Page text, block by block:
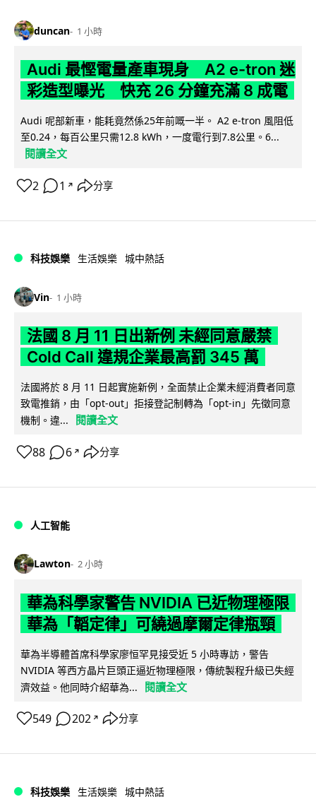
duncan 1 小時
Audi 最慳電量產車現身 A2 e-tron 迷
彩造型曝光 快充 26 分鐘充滿 8 成電
Audi 呢部新車，能耗竟然係25年前嘅一半。 A2 e-tron 風阻低
至0.24，每百公里只需12.8 kWh，一度電行到7.8公里。6...
閱讀全文
2 1 ↗ 分享
科技娛樂 生活娛樂 城中熱話
Vin 1 小時
法國 8 月 11 日出新例 未經同意嚴禁
Cold Call 違規企業最高罰 345 萬
法國將於 8 月 11 日起實施新例，全面禁止企業未經消費者同意
致電推銷，由「opt-out」拒接登記制轉為「opt-in」先徵同意
機制。違...
閱讀全文
88 6 ↗ 分享
人工智能
Lawton 2 小時
華為科學家警告 NVIDIA 已近物理極限
華為「韜定律」可繞過摩爾定律瓶頸
華為半導體首席科學家廖恒罕見接受近 5 小時專訪，警告
NVIDIA 等西方晶片巨頭正逼近物理極限，傳統製程升級已失經
濟效益。他同時介紹華為...
閱讀全文
549 202 ↗ 分享
科技娛樂 生活娛樂 城中熱話